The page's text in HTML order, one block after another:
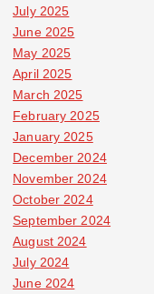
July 2025
June 2025
May 2025
April 2025
March 2025
February 2025
January 2025
December 2024
November 2024
October 2024
September 2024
August 2024
July 2024
June 2024